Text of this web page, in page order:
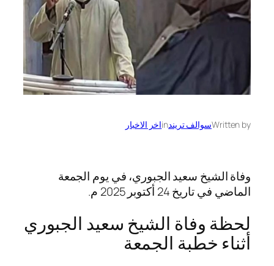
Written byسوالف تريندinاخر الاخبار
وفاة الشيخ سعيد الجبوري، في يوم الجمعة
الماضي في تاريخ 24 أكتوبر 2025 م.
لحظة وفاة الشيخ سعيد الجبوري
أثناء خطبة الجمعة